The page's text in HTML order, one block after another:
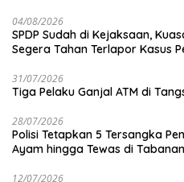
04/08/2026
SPDP Sudah di Kejaksaan,
Segera Tahan Terlapor Kasus
31/07/2026
Tiga Pelaku Ganjal ATM di
28/07/2026
Polisi Tetapkan 5 Tersangka
Ayam hingga Tewas di
12/07/2026